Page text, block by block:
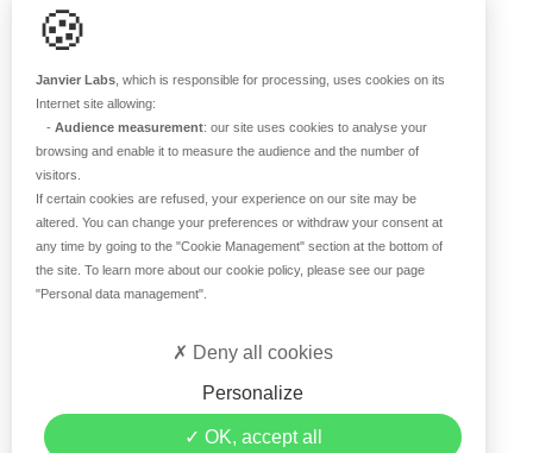
Blog
À PROPOS
Notre histoire
Nos équipes
Nos valeurs
©2026 Janvier Labs –Mentions légales
🍪
Janvier Labs , which is responsible for processing, uses cookies on its
Internet site allowing:
- Audience measurement: our site uses cookies to analyse your
browsing and enable it to measure the audience and the number of
visitors.
If certain cookies are refused, your experience on our site may be
altered. You can change your preferences or withdraw your consent at
any time by going to the "Cookie Management" section at the bottom of
the site. To learn more about our cookie policy, please see our page
"Personal data management"
OK, accept all
Personalize
Deny all cookies